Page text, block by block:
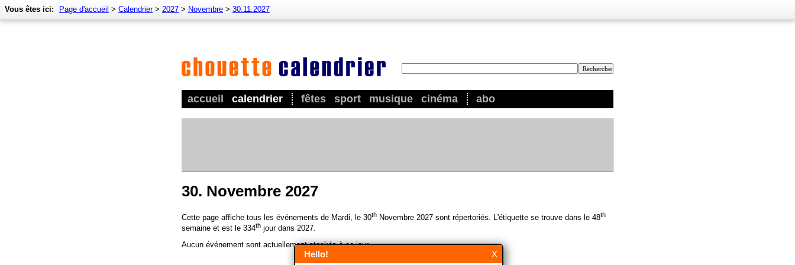
accueil calendrier fêtes sport musique cinéma abo
Vous êtes ici: Page d'accueil > Calendrier> 2027 > Novembre > 30.11.2027
30. Novembre 2027
Cette page affiche tous les événements de Mardi, le 30th Novembre 2027 sont répertoriés. L'étiquette se trouve dans le 48th
semaine et est le 334th jour dans 2027.
Aucun événement sont actuellement stockés à ce jour.
X
Hello!